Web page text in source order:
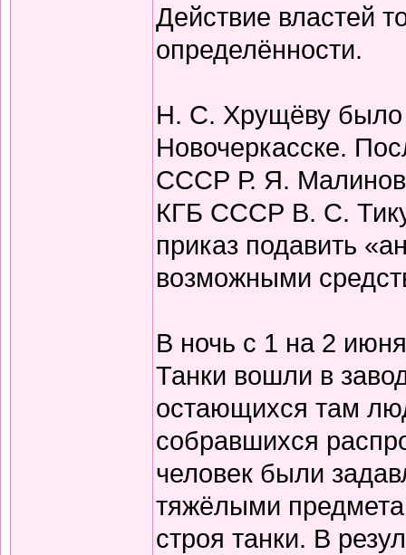
Действие властей
определённости.
Н. С. Хрущёву было
Новочеркасске.
СССР Р. Я.
КГБ СССР В. С.
приказ подавить
возможными
В ночь с 1 на 2
Танки вошли в
остающихся там
собравшихся
человек были
тяжёлыми
строя танки. В